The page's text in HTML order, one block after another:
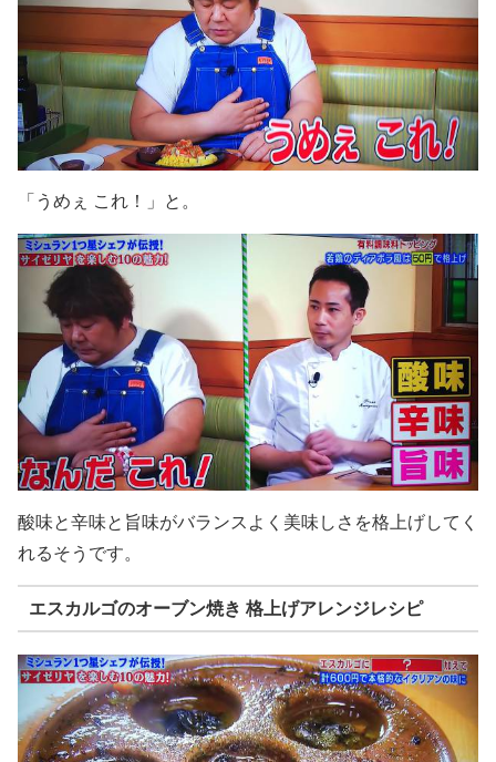
「うめぇ これ！」と。
酸味と辛味と旨味がバランスよく美味しさを格上げしてく
れるそうです。
エスカルゴのオーブン焼き 格上げアレンジレシピ